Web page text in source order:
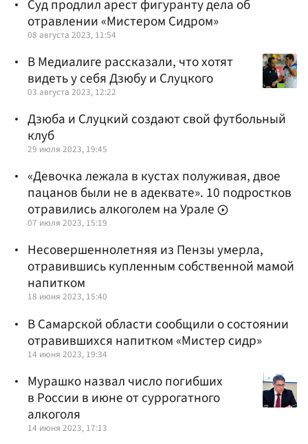
Суд продлил арест фигуранту дела об
отравлении «Мистером Сидром»
08 августа 2023, 11:54
В Медиалиге рассказали, что хотят
видеть у себя Дзюбу и Слуцкого
03 августа 2023, 12:22
Дзюба и Слуцкий создают свой футбольный
клуб
29 июля 2023, 19:45
«Девочка лежала в кустах полуживая, двое
пацанов были не в адеквате». 10 подростков
отравились алкоголем на Урале
07 июля 2023, 15:19
Несовершеннолетняя из Пензы умерла,
отравившись купленным собственной мамой
напитком
18 июня 2023, 15:40
В Самарской области сообщили о состоянии
отравившихся напитком «Мистер сидр»
14 июня 2023, 19:34
Мурашко назвал число погибших
в России в июне от суррогатного
алкоголя
14 июня 2023, 17:13